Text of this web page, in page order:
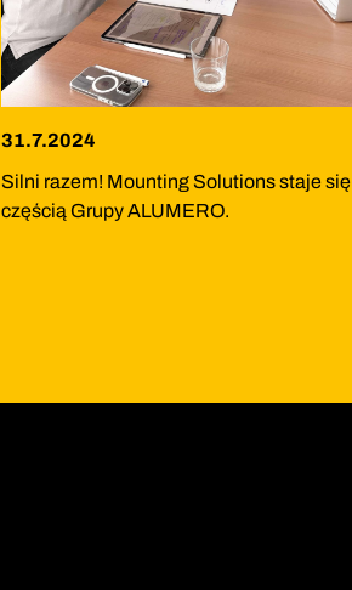
31.7.2024
Silni razem! Mounting Solutions staje się
częścią Grupy ALUMERO.